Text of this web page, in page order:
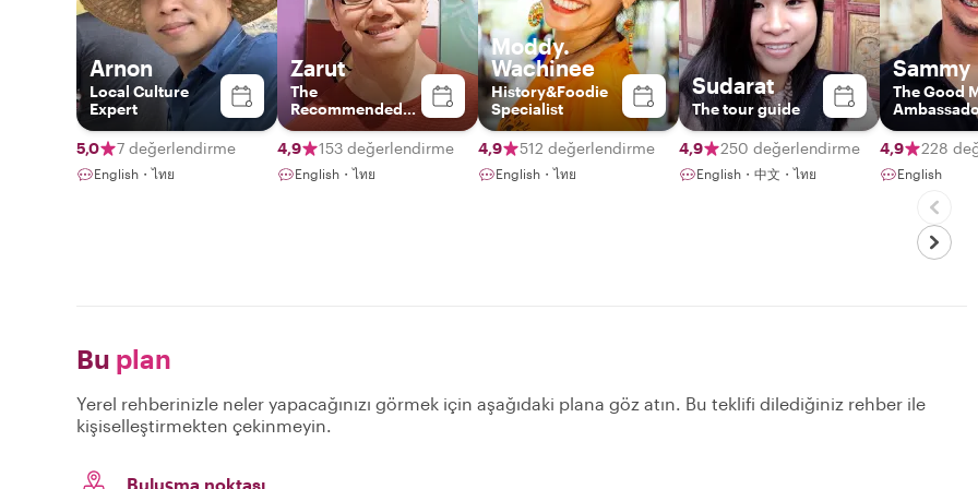
Arnon
Local Culture
Expert
5,0 7 değerlendirme
English・ไทย
Zarut
The
Recommended
Local Insider
4,9
153 değerlendirme
English・ไทย
Moddy.
Wachinee
History&Foodie
Specialist
4,9 512 değerlendirme
English・ไทย
Sudarat
The tour guide
4,9 250 değerlendirme
English・中文・ไทย
Sammy
The Good
4,9 228
English
Bu plan
Yerel rehberinizle neler yapacağınızı görmek için aşağıdaki plana göz atın. Bu teklifi dilediğiniz rehber ile
kişiselleştirmekten çekinmeyin.
Buluşma noktası